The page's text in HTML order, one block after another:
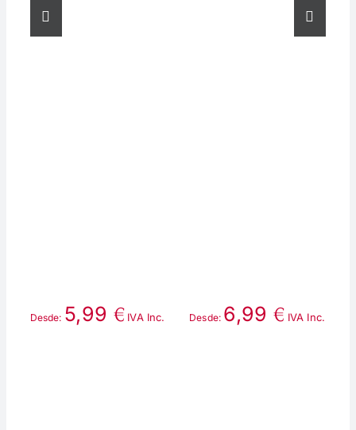
Desde: 5,99 € IVA Inc. Desde: 6,99€ IVA Inc.